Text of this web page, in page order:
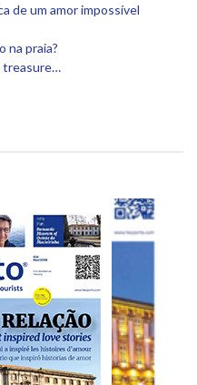
de um amor impossível
na praia?
treasure…